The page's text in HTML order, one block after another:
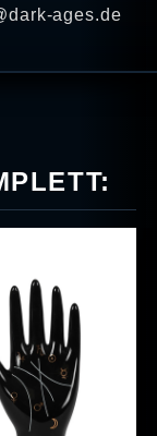
ages.de